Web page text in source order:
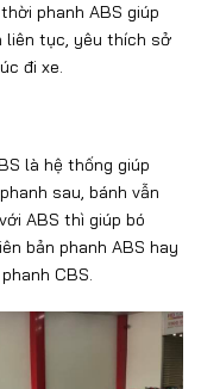
phanh ABS giúp
liên tục, yêu thích sở
đi xe.
là hệ thống giúp
sau, bánh vẫn
ABS thì giúp bó
bản phanh ABS hay
CBS.